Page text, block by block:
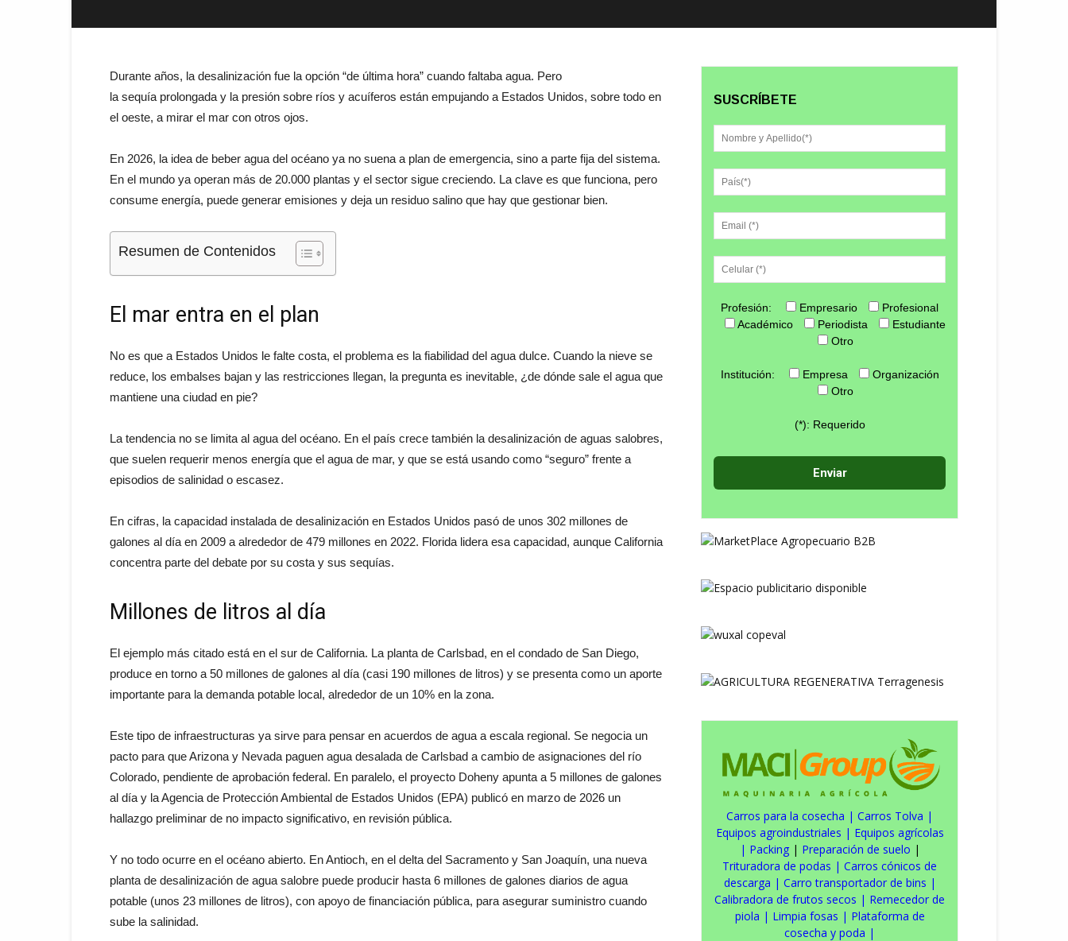
Durante años, la desalinización fue la opción “de última hora” cuando faltaba agua. Pero
la sequía prolongada y la presión sobre ríos y acuíferos están empujando a Estados Unidos, sobre todo en
el oeste, a mirar el mar con otros ojos.
En 2026, la idea de beber agua del océano ya no suena a plan de emergencia, sino a parte fija del sistema.
En el mundo ya operan más de 20.000 plantas y el sector sigue creciendo. La clave es que funciona, pero
consume energía, puede generar emisiones y deja un residuo salino que hay que gestionar bien.
Resumen de Contenidos
El mar entra en el plan
No es que a Estados Unidos le falte costa, el problema es la fiabilidad del agua dulce. Cuando la nieve se
reduce, los embalses bajan y las restricciones llegan, la pregunta es inevitable, ¿de dónde sale el agua que
mantiene una ciudad en pie?
La tendencia no se limita al agua del océano. En el país crece también la desalinización de aguas salobres,
que suelen requerir menos energía que el agua de mar, y que se está usando como “seguro” frente a
episodios de salinidad o escasez.
En cifras, la capacidad instalada de desalinización en Estados Unidos pasó de unos 302 millones de
galones al día en 2009 a alrededor de 479 millones en 2022. Florida lidera esa capacidad, aunque California
concentra parte del debate por su costa y sus sequías.
Millones de litros al día
El ejemplo más citado está en el sur de California. La planta de Carlsbad, en el condado de San Diego,
produce en torno a 50 millones de galones al día (casi 190 millones de litros) y se presenta como un aporte
importante para la demanda potable local, alrededor de un 10% en la zona.
Este tipo de infraestructuras ya sirve para pensar en acuerdos de agua a escala regional. Se negocia un
pacto para que Arizona y Nevada paguen agua desalada de Carlsbad a cambio de asignaciones del río
Colorado, pendiente de aprobación federal. En paralelo, el proyecto Doheny apunta a 5 millones de galones
al día y la Agencia de Protección Ambiental de Estados Unidos (EPA) publicó en marzo de 2026 un
hallazgo preliminar de no impacto significativo, en revisión pública.
Y no todo ocurre en el océano abierto. En Antioch, en el delta del Sacramento y San Joaquín, una nueva
planta de desalinización de agua salobre puede producir hasta 6 millones de galones diarios de agua
potable (unos 23 millones de litros), con apoyo de financiación pública, para asegurar suministro cuando
sube la salinidad.
SUSCRÍBETE
Profesión: Empresario
Profesional
Académico
Periodista
Estudiante
Otro
Institución: Empresa
Organización
Otro
(*): Requerido
Carros para la cosecha | Carros Tolva |
Equipos agroindustriales | Equipos agrícolas
| Packing| Preparación de suelo |
Trituradora de podas | Carros cónicos de
descarga | Carro transportador de bins |
Calibradora de frutos secos | Remecedor de
piola | Limpia fosas | Plataforma de
cosecha y poda |